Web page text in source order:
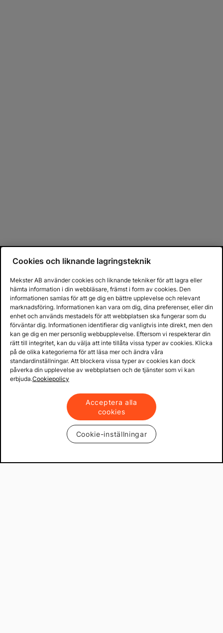
Cookies och liknande lagringsteknik
Mekster AB använder cookies och liknande tekniker för att lagra eller
hämta information i din webbläsare, främst i form av cookies. Den
informationen samlas för att ge dig en bättre upplevelse och relevant
marknadsföring. Informationen kan vara om dig, dina preferenser, eller din
enhet och används mestadels för att webbplatsen ska fungerar som du
förväntar dig. Informationen identifierar dig vanligtvis inte direkt, men den
kan ge dig en mer personlig webbupplevelse. Eftersom vi respekterar din
rätt till integritet, kan du välja att inte tillåta vissa typer av cookies. Klicka
på de olika kategorierna för att läsa mer och ändra våra
standardinställningar. Att blockera vissa typer av cookies kan dock
påverka din upplevelse av webbplatsen och de tjänster som vi kan
erbjuda.Cookiepolicy
Acceptera alla
cookies
Cookie-inställningar